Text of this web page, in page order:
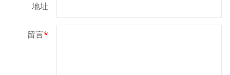
地址
留言*